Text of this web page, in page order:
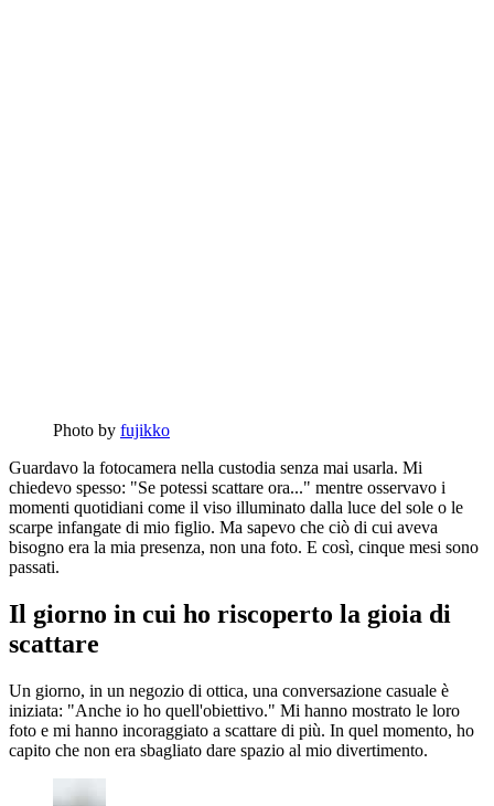
Photo by fujikko
Guardavo la fotocamera nella custodia senza mai usarla. Mi
chiedevo spesso: "Se potessi scattare ora..." mentre osservavo i
momenti quotidiani come il viso illuminato dalla luce del sole o le
scarpe infangate di mio figlio. Ma sapevo che ciò di cui aveva
bisogno era la mia presenza, non una foto. E così, cinque mesi sono
passati.
Il giorno in cui ho riscoperto la gioia di
scattare
Un giorno, in un negozio di ottica, una conversazione casuale è
iniziata: "Anche io ho quell'obiettivo." Mi hanno mostrato le loro
foto e mi hanno incoraggiato a scattare di più. In quel momento, ho
capito che non era sbagliato dare spazio al mio divertimento.